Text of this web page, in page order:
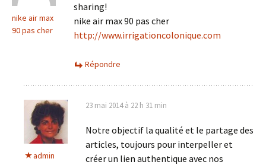
nike air max
90 pas cher
sharing!
nike air max 90 pas cher
http://www.irrigationcolonique.com
Répondre
admin
23 mai 2014 à 22 h 31 min
Notre objectif la qualité et le partage des
articles, toujours pour interpeller et
créer un lien authentique avec nos